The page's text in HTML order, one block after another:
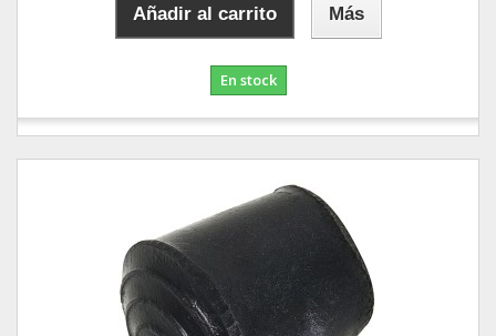
Añadir al carrito Más
En stock